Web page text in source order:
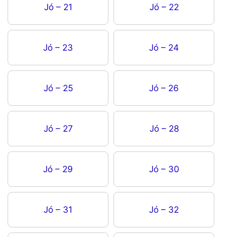
Jó – 21 Jó – 22
Jó – 23 Jó – 24
Jó – 25 Jó – 26
Jó – 27 Jó – 28
Jó – 29 Jó – 30
Jó – 31 Jó – 32